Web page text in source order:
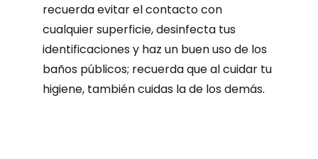
recuerda evitar el contacto con
cualquier superficie, desinfecta tus
identificaciones y haz un buen uso de los
baños públicos; recuerda que al cuidar tu
higiene, también cuidas la de los demás.